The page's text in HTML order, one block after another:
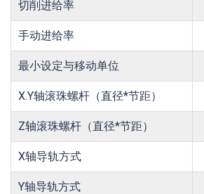
切削进给率
手动进给率
最小设定与移动单位
X.Y轴滚珠螺杆（直径*节距）
Z轴滚珠螺杆（直径*节距）
X轴导轨方式
Y轴导轨方式